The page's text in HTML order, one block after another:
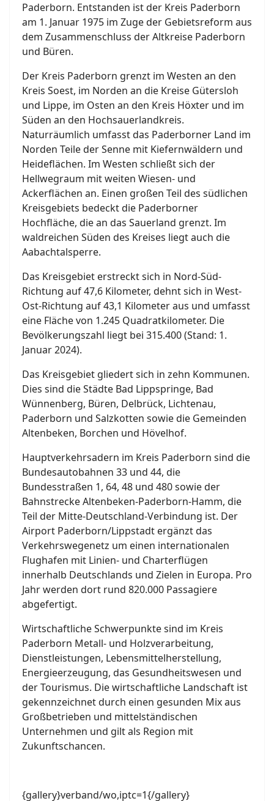
Paderborn. Entstanden ist der Kreis Paderborn
am 1. Januar 1975 im Zuge der Gebietsreform aus
dem Zusammenschluss der Altkreise Paderborn
und Büren.
Der Kreis Paderborn grenzt im Westen an den
Kreis Soest, im Norden an die Kreise Gütersloh
und Lippe, im Osten an den Kreis Höxter und im
Süden an den Hochsauerlandkreis.
Naturräumlich umfasst das Paderborner Land im
Norden Teile der Senne mit Kiefernwäldern und
Heideflächen. Im Westen schließt sich der
Hellwegraum mit weiten Wiesen- und
Ackerflächen an. Einen großen Teil des südlichen
Kreisgebiets bedeckt die Paderborner
Hochfläche, die an das Sauerland grenzt. Im
waldreichen Süden des Kreises liegt auch die
Aabachtalsperre.
Das Kreisgebiet erstreckt sich in Nord-Süd-
Richtung auf 47,6 Kilometer, dehnt sich in West-
Ost-Richtung auf 43,1 Kilometer aus und umfasst
eine Fläche von 1.245 Quadratkilometer. Die
Bevölkerungszahl liegt bei 315.400 (Stand: 1.
Januar 2024).
Das Kreisgebiet gliedert sich in zehn Kommunen.
Dies sind die Städte Bad Lippspringe, Bad
Wünnenberg, Büren, Delbrück, Lichtenau,
Paderborn und Salzkotten sowie die Gemeinden
Altenbeken, Borchen und Hövelhof.
Hauptverkehrsadern im Kreis Paderborn sind die
Bundesautobahnen 33 und 44, die
Bundesstraßen 1, 64, 48 und 480 sowie der
Bahnstrecke Altenbeken-Paderborn-Hamm, die
Teil der Mitte-Deutschland-Verbindung ist. Der
Airport Paderborn/Lippstadt ergänzt das
Verkehrswegenetz um einen internationalen
Flughafen mit Linien- und Charterflügen
innerhalb Deutschlands und Zielen in Europa. Pro
Jahr werden dort rund 820.000 Passagiere
abgefertigt.
Wirtschaftliche Schwerpunkte sind im Kreis
Paderborn Metall- und Holzverarbeitung,
Dienstleistungen, Lebensmittelherstellung,
Energieerzeugung, das Gesundheitswesen und
der Tourismus. Die wirtschaftliche Landschaft ist
gekennzeichnet durch einen gesunden Mix aus
Großbetrieben und mittelständischen
Unternehmen und gilt als Region mit
Zukunftschancen.
{gallery}verband/wo,iptc=1{/gallery}